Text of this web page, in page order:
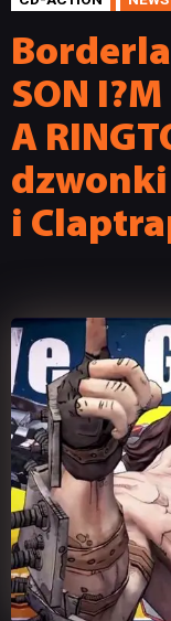
SON I?M
A
dzwonki
i